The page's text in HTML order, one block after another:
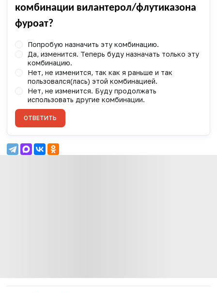
комбинации вилантерол/флутиказона
фуроат?
Попробую назначить эту комбинацию.
Да, изменится. Теперь буду назначать только эту
комбинацию.
Нет, не изменится, так как я раньше и так
пользовался(лась) этой комбинацией.
Нет, не изменится. Буду продолжать
использовать другие комбинации.
ОТВЕТИТЬ